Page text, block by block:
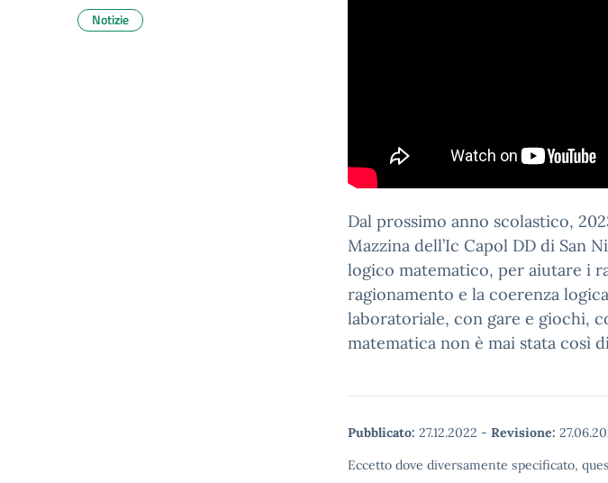
Dal prossimo anno scolastico,
Mazzina dell’Ic Capol DD di San
logico matematico, per aiutare i
ragionamento e la coerenza
laboratoriale, con gare e giochi,
matematica non è mai stata così
Pubblicato: 27.12.2022 - Revisione:
Eccetto dove diversamente specificato,
Notizie